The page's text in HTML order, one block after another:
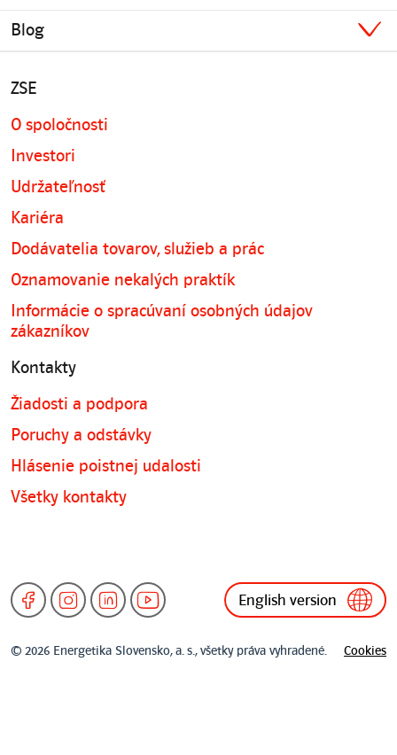
Blog
ZSE
O spoločnosti
Investori
Udržateľnosť
Kariéra
Dodávatelia tovarov, služieb a prác
Oznamovanie nekalých praktík
Informácie o spracúvaní osobných údajov
zákazníkov
Kontakty
Žiadosti a podpora
Poruchy a odstávky
Hlásenie poistnej udalosti
Všetky kontakty
English version
© 2026 Energetika Slovensko, a. s., všetky práva vyhradené. Cookies